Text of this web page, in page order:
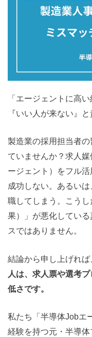
「エージェントに高
『いい人が来ない』
製造業の採用担当者
ていませんか？求人
ージェント）をフル
成功しない。あるい
職してしまう。こう
果）」が悪化してい
スではありません。
結論から申し上げれば
人は、求人票や選考
低さです。
私たち「半導体Jobエ
経験を持つ元・半導体